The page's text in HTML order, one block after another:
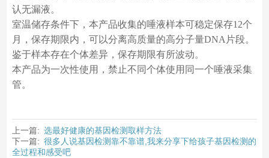
认无漏液。
室温储存条件下，本产品收集的唾液样本可稳定保存12个
月，保存期限内，可以分离高质量的高分子量DNA片段。
鉴于样本存在个体差异，保存期限有所波动。
本产品为一次性使用，禁止不同个体使用同一个唾液采集
管。
上一篇: 选最好健康的基因检测取样方法
下一篇: 很多人说基因检测靠不靠谱,我来分享下给孩子基因检测的
全过程和感受吧